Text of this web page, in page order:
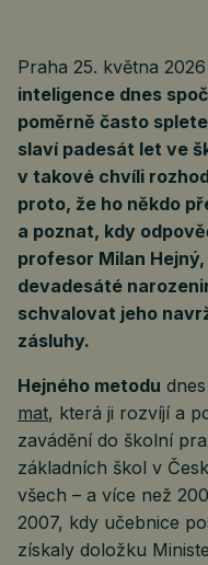
Praha 25. května
inteligence dnes
poměrně často
slaví padesát let ve
v takové chvíli
proto, že ho někdo
a poznat, kdy
profesor Milan
devadesáté
schvalovat jeho
zásluhy.
Hejného metodu
mat, která ji rozvíjí a
zavádění do školní
základních škol v
všech – a více než
2007, kdy učebnice
získaly doložku